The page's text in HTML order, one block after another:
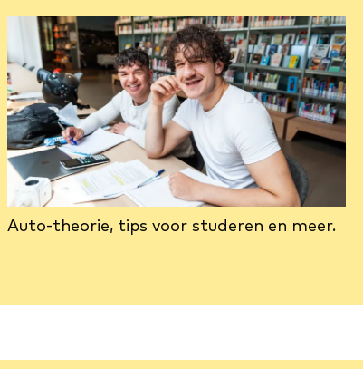
Auto-theorie, tips voor studeren en meer.